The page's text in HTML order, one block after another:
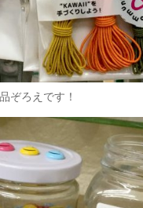
ぞろえです！